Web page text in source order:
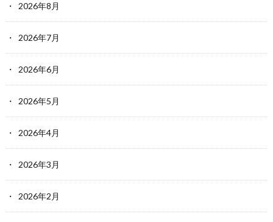
2026年8月
2026年7月
2026年6月
2026年5月
2026年4月
2026年3月
2026年2月